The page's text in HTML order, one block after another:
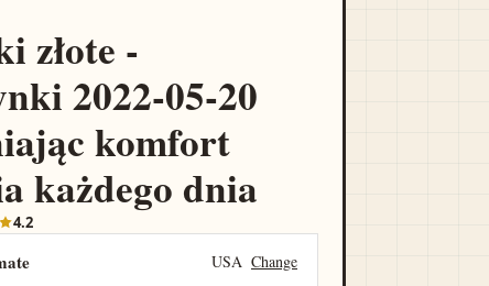
złote -
2022-05-20
komfort
każdego dnia
4.2
USA Change